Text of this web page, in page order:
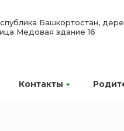
Контакты
Башкортостан,
Медовая здание 16